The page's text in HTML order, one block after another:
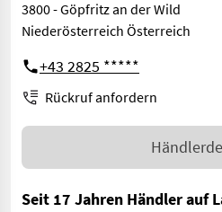
3800 - Göpfritz an der Wild
Niederösterreich Österreich
+43 2825 *****
Rückruf anfordern
Seit 17 Jahren Händler auf